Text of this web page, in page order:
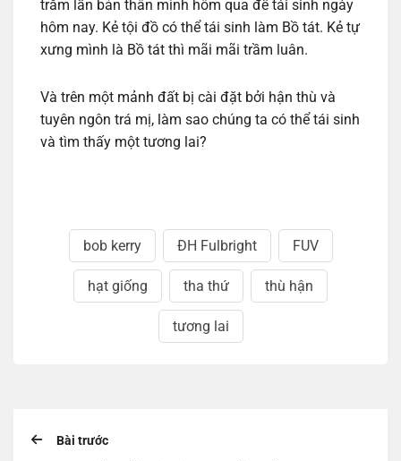
trăm lần bản thân mình hôm qua để tái sinh ngày
hôm nay. Kẻ tội đồ có thể tái sinh làm Bồ tát. Kẻ tự
xưng mình là Bồ tát thì mãi mãi trầm luân.
Và trên một mảnh đất bị cài đặt bởi hận thù và
tuyên ngôn trá mị, làm sao chúng ta có thể tái sinh
và tìm thấy một tương lai?
bob kerry ĐH Fulbright FUV
hạt giống tha thứ thù hận
tương lai
Bài trước